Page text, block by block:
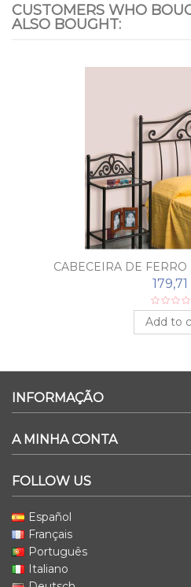
CUSTOMERS WHO
ALSO BOUGHT:
CABECEIRA DE
Add to
INFORMAÇÃO
A MINHA CONTA
FOLLOW US
Español
Français
Português
Italiano